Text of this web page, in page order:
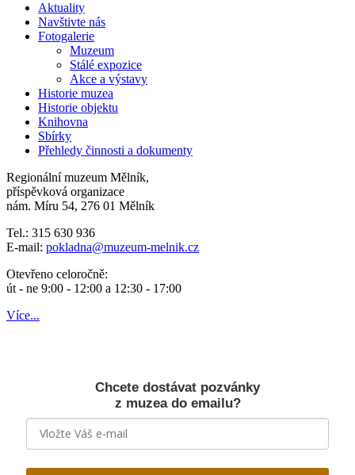
Aktuality
Navštivte nás
Fotogalerie
Muzeum
Stálé expozice
Akce a výstavy
Historie muzea
Historie objektu
Knihovna
Sbírky
Přehledy činnosti a dokumenty
Regionální muzeum Mělník,
příspěvková organizace
nám. Míru 54, 276 01 Mělník
Tel.: 315 630 936
E-mail: pokladna@muzeum-melnik.cz
Otevřeno celoročně:
út - ne 9:00 - 12:00 a 12:30 - 17:00
Více...
Chcete dostávat pozvánky
z muzea do emailu?